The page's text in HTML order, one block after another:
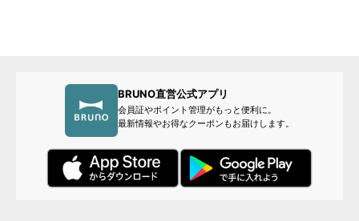
BRUNO直営公式アプリ
会員証やポイント管理がもっと便利に。
最新情報やお得なクーポンもお届けします。